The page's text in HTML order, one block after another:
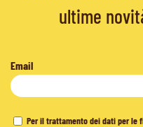
ultime
Email
Per il trattamento dei dati per le